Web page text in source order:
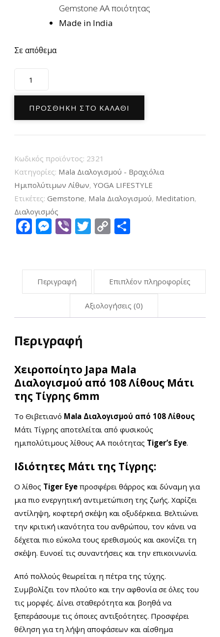
Gemstone AA ποιότητας
Made in India
Σε απόθεμα
Μala
Διαλογισμού
108
Φυσικούς
Λίθους
Μάτι
της
Τίγρης
ποσότητα
ΠΡΟΣΘΉΚΗ ΣΤΟ ΚΑΛΆΘΙ
Κωδικός προϊόντος: 2321
Κατηγορίες: Mala Διαλογισμού - Βραχιόλια
Ημιπολύτιμων Λίθων, YOGA LIFESTYLE
Ετικέτες: Gemstone, Mala Διαλογισμού, Meditation,
Διαλογισμός
Facebook
Messenger
ViberTwitter
Copy
Περιγραφή Επιπλέον πληροφορίες
Αξιολογήσεις (0)
Περιγραφή
Χειροποίητο Japa Mala
Διαλογισμού από 108 Λίθους Μάτι
της Τίγρης 6mm
Το Θιβετιανό Mala Διαλογισμού από 108 Λίθους
Μάτι Τίγρης αποτελείται από φυσικούς
ημιπολύτιμους λίθους AA ποιότητας Tiger’s Eye.
Ιδιότητες Μάτι της Τίγρης:
Ο λίθος Tiger Eye προσφέρει θάρρος και δύναμη για
μια πιο ενεργητική αντιμετώπιση της ζωής. Χαρίζει
αντίληψη, κοφτερή σκέψη και οξυδέρκεια. Βελτιώνει
την κριτική ικανότητα του ανθρώπου, τον κάνει να
δέχεται πιο εύκολα τους ερεθισμούς και ακονίζει τη
σκέψη. Ευνοεί τις συναντήσεις και την επικοινωνία.
Από πολλούς θεωρείται η πέτρα της τύχης.
Συμβολίζει τον πλούτο και την αφθονία σε όλες του
τις μορφές. Δίνει σταθερότητα και βοηθά να
ξεπεράσουμε τις όποιες αντιξοότητες. Προσφέρει
θέληση για τη λήψη αποφάσεων και αίσθημα